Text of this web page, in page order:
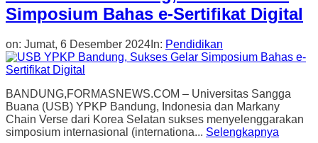
Simposium Bahas e-Sertifikat Digital
on: Jumat, 6 Desember 2024 In: Pendidikan
BANDUNG,FORMASNEWS.COM – Universitas Sangga
Buana (USB) YPKP Bandung, Indonesia dan Markany
Chain Verse dari Korea Selatan sukses menyelenggarakan
simposium internasional (internationa... Selengkapnya